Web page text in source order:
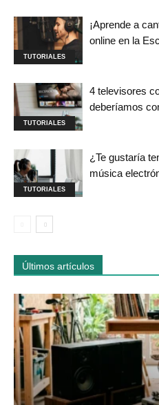
TUTORIALES
¡Aprende a
online en la
TUTORIALES
4 televisores
deberíamos
TUTORIALES
¿Te gustaría
música
Últimos artículos